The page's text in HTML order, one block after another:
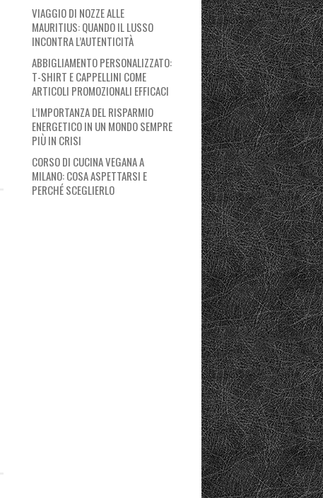
VIAGGIO DI NOZZE ALLE
MAURITIUS: QUANDO IL LUSSO
INCONTRA L’AUTENTICITÀ
ABBIGLIAMENTO PERSONALIZZATO:
T-SHIRT E CAPPELLINI COME
ARTICOLI PROMOZIONALI EFFICACI
L’IMPORTANZA DEL RISPARMIO
ENERGETICO IN UN MONDO SEMPRE
PIÙ IN CRISI
CORSO DI CUCINA VEGANA A
MILANO: COSA ASPETTARSI E
PERCHÉ SCEGLIERLO